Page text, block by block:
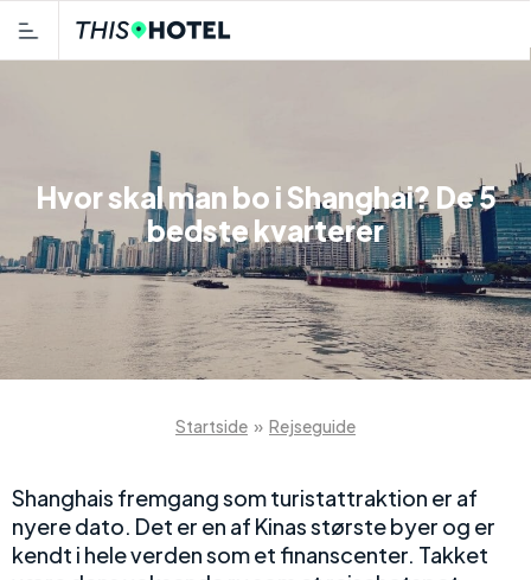
Hvor skal man bo i Shanghai? De 5
bedste kvarterer
Startside » Rejseguide
Shanghais fremgang som turistattraktion er af
nyere dato. Det er en af Kinas største byer og er
kendt i hele verden som et finanscenter. Takket